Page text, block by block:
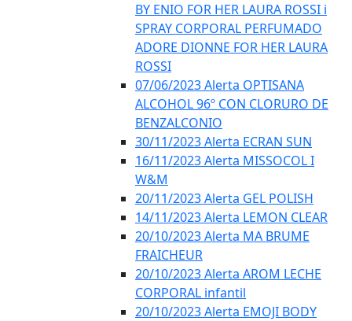
BY ENIO FOR HER LAURA ROSSI i
SPRAY CORPORAL PERFUMADO
ADORE DIONNE FOR HER LAURA
ROSSI
07/06/2023 Alerta OPTISANA
ALCOHOL 96º CON CLORURO DE
BENZALCONIO
30/11/2023 Alerta ECRAN SUN
16/11/2023 Alerta MISSOCOL I
W&M
20/11/2023 Alerta GEL POLISH
14/11/2023 Alerta LEMON CLEAR
20/10/2023 Alerta MA BRUME
FRAICHEUR
20/10/2023 Alerta AROM LECHE
CORPORAL infantil
20/10/2023 Alerta EMOJI BODY